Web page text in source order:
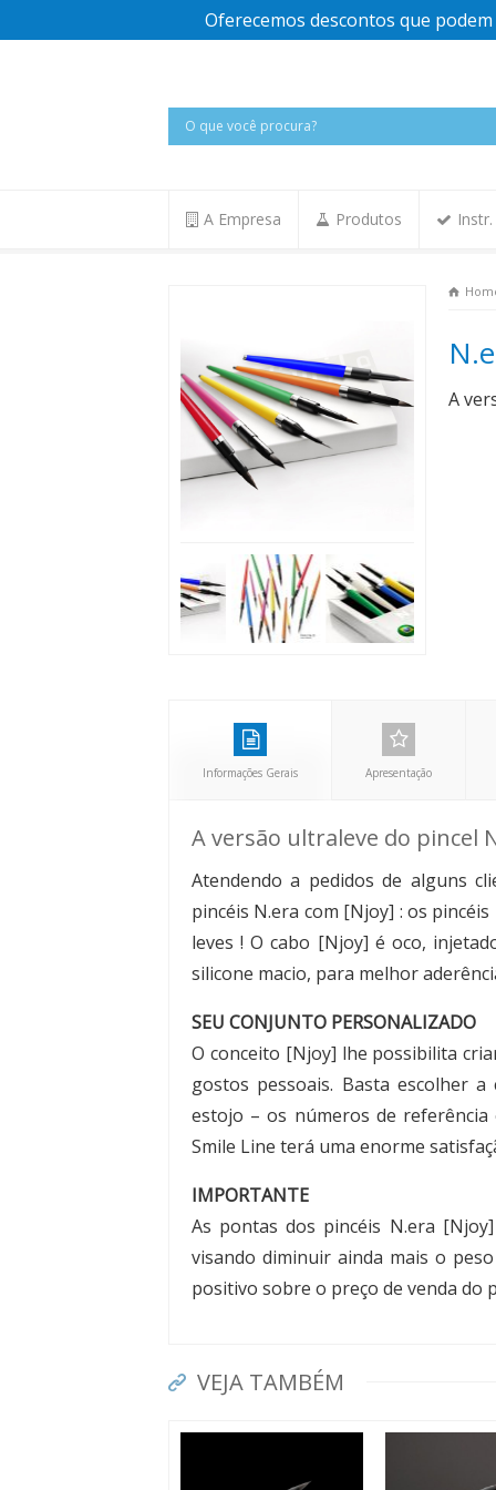
Oferecemos descontos que
A Empresa Produtos
A
Informações Gerais Apresentação
A versão ultraleve do pincel
Atendendo a pedidos de alguns
pincéis N.era com [Njoy] : os
leves ! O cabo [Njoy] é oco,
silicone macio, para melhor
SEU CONJUNTO PERSONALIZADO
O conceito [Njoy] lhe possibilita
gostos pessoais. Basta escolher
estojo – os números de
Smile Line terá uma enorme
IMPORTANTE
As pontas dos pincéis N.era
visando diminuir ainda mais o
positivo sobre o preço de venda do
VEJA TAMBÉM